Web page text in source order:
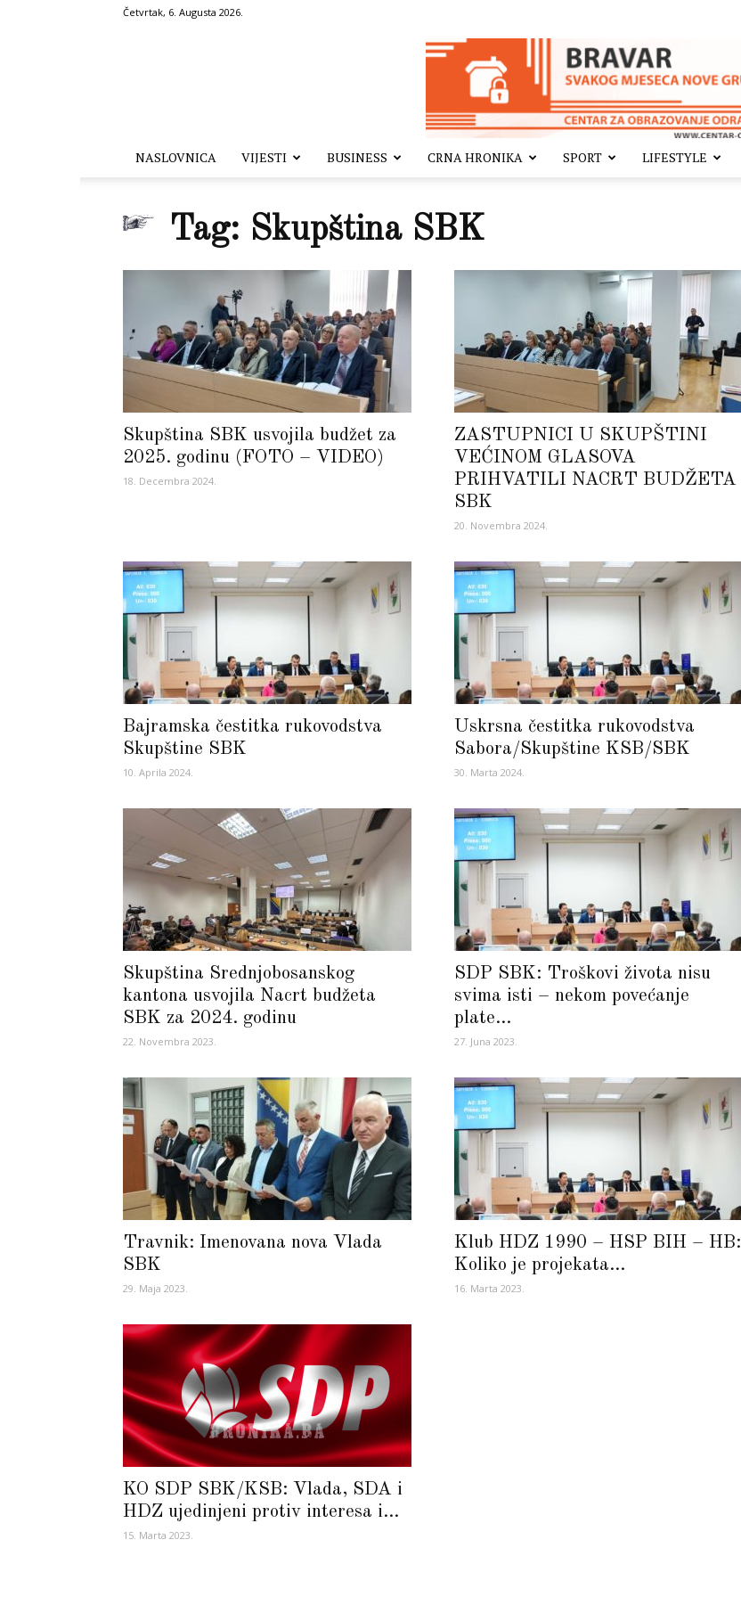
Četvrtak, 6. Augusta 2026.
NASLOVNICA VIJESTI BUSINESS CRNA HRONIKA SPORT LIFESTYLE
Tag: Skupština SBK
Skupština SBK usvojila budžet za
2025. godinu (FOTO – VIDEO)
18. Decembra 2024.
ZASTUPNICI U SKUPŠTINI
VEĆINOM GLASOVA
PRIHVATILI NACRT BUDŽETA
SBK
20. Novembra 2024.
Bajramska čestitka rukovodstva
Skupštine SBK
10. Aprila 2024.
Uskrsna čestitka rukovodstva
Sabora/Skupštine KSB/SBK
30. Marta 2024.
Skupština Srednjobosanskog
kantona usvojila Nacrt budžeta
SBK za 2024. godinu
22. Novembra 2023.
SDP SBK: Troškovi života nisu
svima isti – nekom povećanje
plate...
27. Juna 2023.
Travnik: Imenovana nova Vlada
SBK
29. Maja 2023.
Klub HDZ 1990 – HSP BIH – HB:
Koliko je projekata...
16. Marta 2023.
KO SDP SBK/KSB: Vlada, SDA i
HDZ ujedinjeni protiv interesa i...
15. Marta 2023.